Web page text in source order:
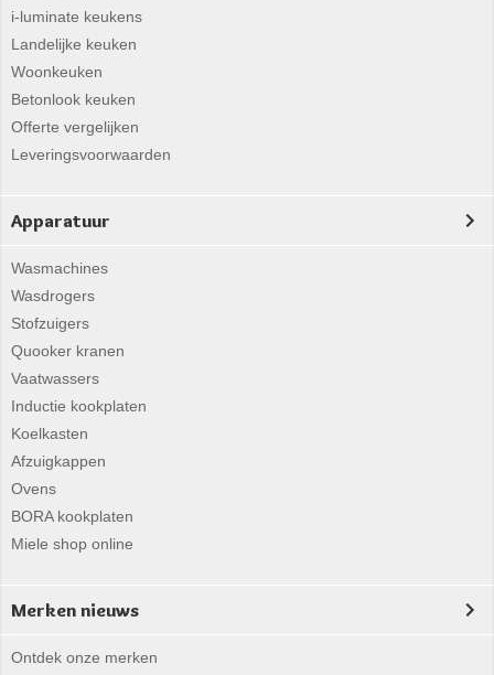
i-luminate keukens
Landelijke keuken
Woonkeuken
Betonlook keuken
Offerte vergelijken
Leveringsvoorwaarden
Apparatuur
Wasmachines
Wasdrogers
Stofzuigers
Quooker kranen
Vaatwassers
Inductie kookplaten
Koelkasten
Afzuigkappen
Ovens
BORA kookplaten
Miele shop online
Merken nieuws
Ontdek onze merken